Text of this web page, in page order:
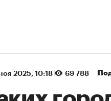
2025, 10:18 69 788